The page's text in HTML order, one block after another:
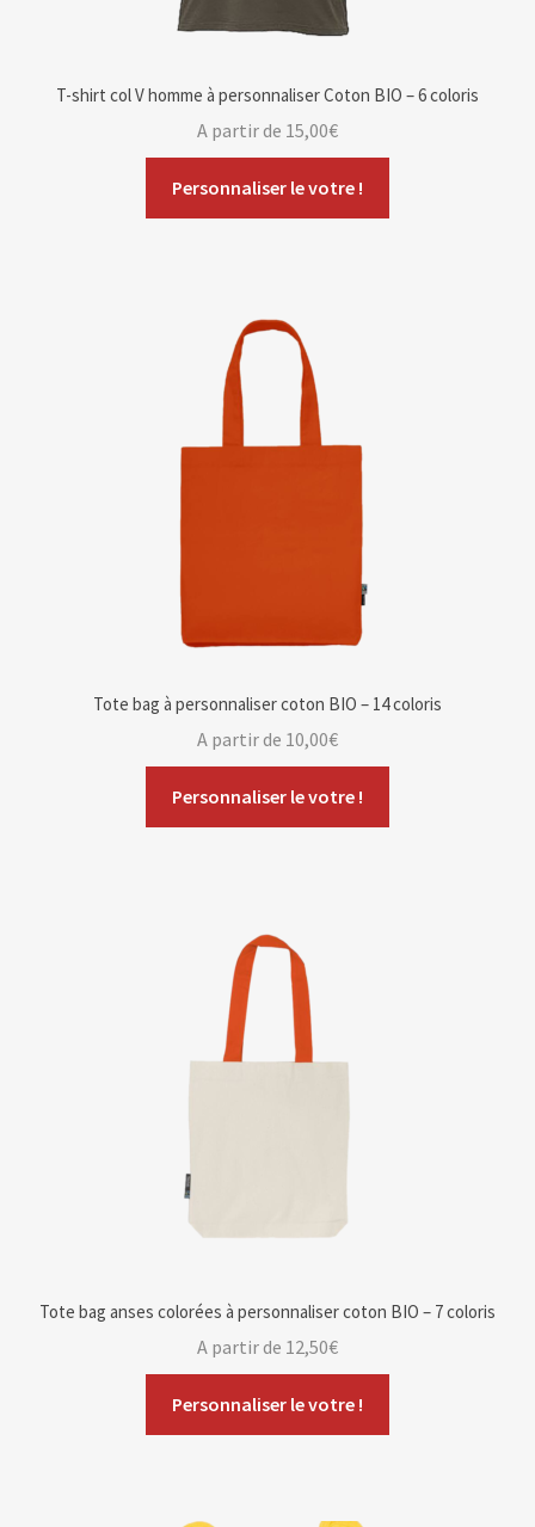
T-shirt col V homme à personnaliser Coton BIO – 6 coloris
Personnaliser le votre !
A partir de 15,00€
Tote bag à personnaliser coton BIO – 14 coloris
Personnaliser le votre !
A partir de 10,00€
Tote bag anses colorées à personnaliser coton BIO – 7 coloris
Personnaliser le votre !
A partir de 12,50€